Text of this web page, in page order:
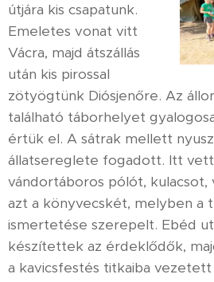
útjára kis csapatunk.
Emeletes vonat vitt
Vácra, majd átszállás
után kis pirossal
zötyögtünk Diósjenőre. Az
található táborhelyet
értük el. A sátrak mellett
állatsereglete fogadott. Itt
vándortáboros pólót, kulacsot,
azt a könyvecskét, melyben a
ismertetése szerepelt. Ebéd
készítettek az érdeklődők,
a kavicsfestés titkaiba